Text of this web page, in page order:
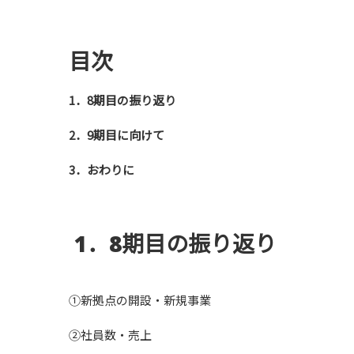
目次
1．8期目の振り返り
2．9期目に向けて
3．おわりに
1．8期目の振り返り
①新拠点の開設・新規事業
②社員数・売上